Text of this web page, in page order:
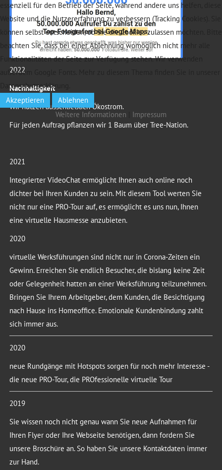
2022
Nachhaltigkeit
Wir nutzen ausschließlich Ökostrom.
Für jeden Auftrag pflanzen wir 1 Baum über Tree-Nation.
2021
Integrierter VideoChat ermöglicht Ihnen auch online noch
dichter bei Ihren Kunden zu sein. Mit diesem Tool werten Sie
nicht nur eine PRO-Tour auf, es ermöglicht es uns nun, Ihnen
eine virtuelle Hausmesse anzubieten.
2020
virtuelle Werksführungen sind nicht nur in Corona-Zeiten ein
Gewinn. Erreichen Sie endlich Besucher, die bislang keine Zeit
oder Gelegenheit hatten an einer Werksführung teilzunehmen.
Bringen Sie Ihrem Arbeitgeber, dem Kunden, die Besichtigung
nach Hause ins Homeoffice. Emotionale Kundenbindung zahlt
sich immer aus.
2020
neue Rundgänge mit Hotspots sorgen für noch mehr Interesse -
die neue PRO-Tour, die PROfessionelle virtuelle Tour
2019
Sie wissen noch nicht genau wann Sie neue Aufnahmen für
Ihren Flyer oder Ihre Webseite benötigen, dann fordern Sie
unsere Broschüre an. So haben Sie unsere Kontaktdaten immer
zur Hand.
essenziell für den Betrieb der Seite, während andere uns helfen, diese
Website und die Nutzererfahrung zu verbessern (Tracking Cookies). Sie
können selbst entscheiden, ob Sie die Cookies zulassen möchten. Bitte
beachten Sie, dass bei einer Ablehnung womöglich nicht mehr alle
Funktionalitäten der Seite zur Verfügung stehen. Wir verwenden
außerdem Google Fonts. Mehr zu diesem Thema finden Sie in unserer
Datenschutzerklärung.
Akzeptieren
Ablehnen
Weitere Informationen
Impressum